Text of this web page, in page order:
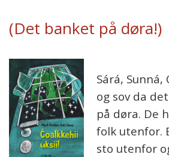
(Det banket på døra!)
Sárá, Sunná,
og sov da
på døra. De
folk utenfor.
sto utenfor